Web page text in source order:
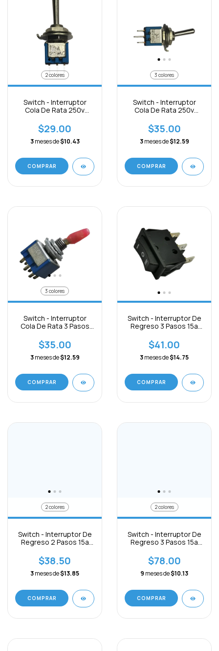
2 colores
Switch - Interruptor
Cola De Rata 250v
$29.00
3 meses de$10.43
COMPRAR
3 colores
Switch - Interruptor
Cola De Rata 250v
$35.00
3 meses de$12.59
COMPRAR
3 colores
Switch - Interruptor
Cola De Rata 3 Pasos
$35.00
3 meses de$12.59
COMPRAR
Switch - Interruptor De
Regreso 3 Pasos 15a
$41.00
3meses de$14.75
COMPRAR
2 colores
Switch - Interruptor De
Regreso 2 Pasos 15a
$38.50
3meses de$13.85
COMPRAR
2 colores
Switch - Interruptor De
Regreso 3 Pasos 15a
$78.00
9 meses de$10.13
COMPRAR